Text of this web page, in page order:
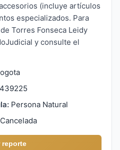
(incluye artículos
especializados. Para
Torres Fonseca Leidy
y consulte el
Persona Natural
Cancelada
reporte